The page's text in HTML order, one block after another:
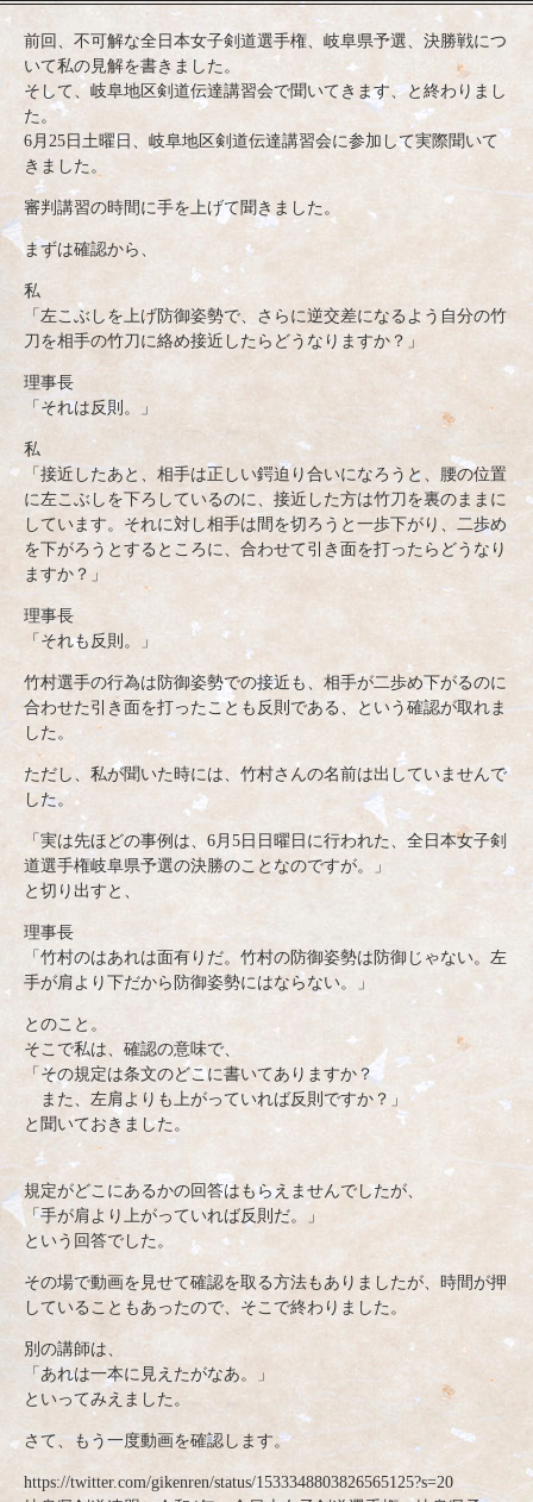
前回、不可解な全日本女子剣道選手権、岐阜県予選、決勝戦につ
いて私の見解を書きました。
そして、岐阜地区剣道伝達講習会で聞いてきます、と終わりまし
た。
6月25日土曜日、岐阜地区剣道伝達講習会に参加して実際聞いて
きました。
審判講習の時間に手を上げて聞きました。
まずは確認から、
私
「左こぶしを上げ防御姿勢で、さらに逆交差になるよう自分の竹
刀を相手の竹刀に絡め接近したらどうなりますか？」
理事長
「それは反則。」
私
「接近したあと、相手は正しい鍔迫り合いになろうと、腰の位置
に左こぶしを下ろしているのに、接近した方は竹刀を裏のままに
しています。それに対し相手は間を切ろうと一歩下がり、二歩め
を下がろうとするところに、合わせて引き面を打ったらどうなり
ますか？」
理事長
「それも反則。」
竹村選手の行為は防御姿勢での接近も、相手が二歩め下がるのに
合わせた引き面を打ったことも反則である、という確認が取れま
した。
ただし、私が聞いた時には、竹村さんの名前は出していませんで
した。
「実は先ほどの事例は、6月5日日曜日に行われた、全日本女子剣
道選手権岐阜県予選の決勝のことなのですが。」
と切り出すと、
理事長
「竹村のはあれは面有りだ。竹村の防御姿勢は防御じゃない。左
手が肩より下だから防御姿勢にはならない。」
とのこと。
そこで私は、確認の意味で、
「その規定は条文のどこに書いてありますか？
また、左肩よりも上がっていれば反則ですか？」
と聞いておきました。
規定がどこにあるかの回答はもらえませんでしたが、
「手が肩より上がっていれば反則だ。」
という回答でした。
その場で動画を見せて確認を取る方法もありましたが、時間が押
していることもあったので、そこで終わりました。
別の講師は、
「あれは一本に見えたがなあ。」
といってみえました。
さて、もう一度動画を確認します。
https://twitter.com/gikenren/status/1533348803826565125?s=20